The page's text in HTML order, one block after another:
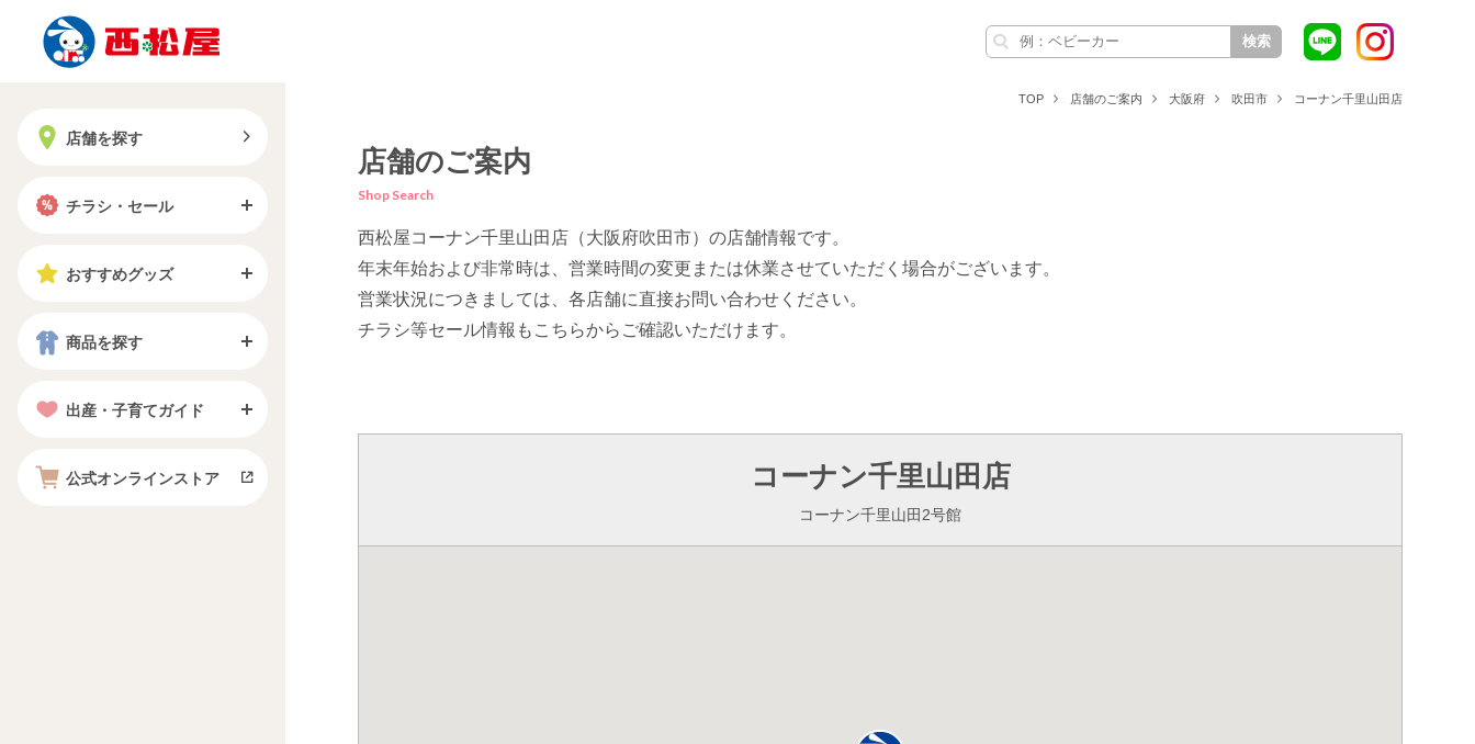
検索
店舗を探す
チラシ・セール
おすすめグッズ
商品を探す
出産・子育てガイド
公式オンラインストア
TOP 店舗のご案内 大阪府 吹田市 コーナン千里山田店
店舗のご案内
Shop Search
西松屋コーナン千里山田店（大阪府吹田市）の店舗情報です。
年末年始および非常時は、営業時間の変更または休業させていただく場合がございます。
営業状況につきましては、各店舗に直接お問い合わせください。
チラシ等セール情報もこちらからご確認いただけます。
コーナン千里山田店
コーナン千里山田2号館